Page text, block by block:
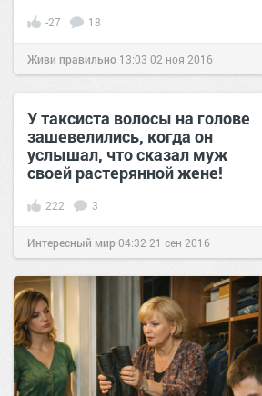
-27 18
Живи правильно 13:03 02 ноя 2016
У таксиста волосы на голове
зашевелились, когда он
услышал, что сказал муж
своей растерянной жене!
222 3
Интересный мир04:32 21 сен 2016